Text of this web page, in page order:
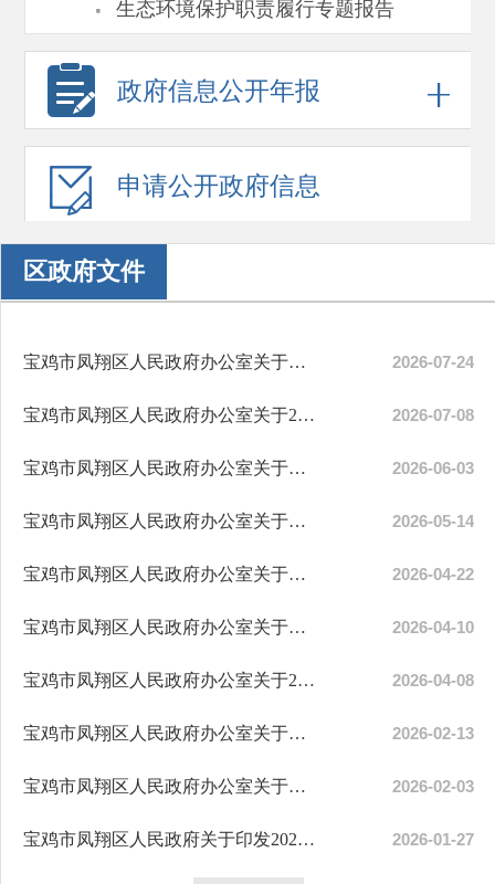
生态环境保护职责履行专题报告
政府信息公开年报
申请公开政府信息
区政府文件
宝鸡市凤翔区人民政府办公室关于印发《... 2026-07-24
宝鸡市凤翔区人民政府办公室关于2026年... 2026-07-08
宝鸡市凤翔区人民政府办公室关于印发《... 2026-06-03
宝鸡市凤翔区人民政府办公室关于印发《2... 2026-05-14
宝鸡市凤翔区人民政府办公室关于印发《... 2026-04-22
宝鸡市凤翔区人民政府办公室关于建立区... 2026-04-10
宝鸡市凤翔区人民政府办公室关于2026年... 2026-04-08
宝鸡市凤翔区人民政府办公室关于印发宝... 2026-02-13
宝鸡市凤翔区人民政府办公室关于印发全... 2026-02-03
宝鸡市凤翔区人民政府关于印发2026年政... 2026-01-27